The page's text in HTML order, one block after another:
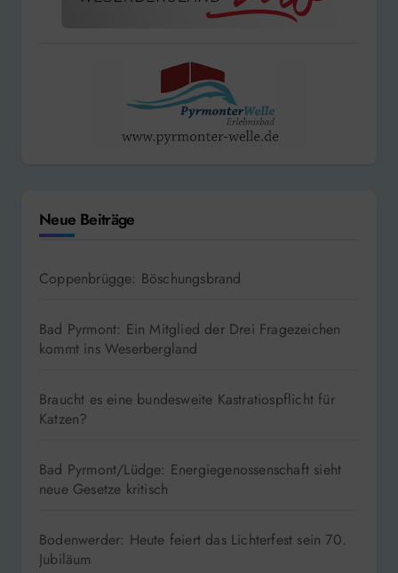
Neue Beiträge
Coppenbrügge: Böschungsbrand
Bad Pyrmont: Ein Mitglied der Drei Fragezeichen
kommt ins Weserbergland
Braucht es eine bundesweite Kastratiospflicht für
Katzen?
Bad Pyrmont/Lüdge: Energiegenossenschaft sieht
neue Gesetze kritisch
Bodenwerder: Heute feiert das Lichterfest sein 70.
Jubiläum